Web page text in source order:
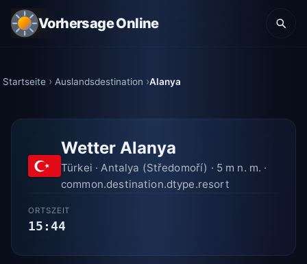
Vorhersage Online
Startseite Auslandsdestination Alanya
Wetter Alanya
Türkei · Antalya (Středomoří) · 5 m n. m. ·
common.destination.dtype.resort
ORTSZEIT
15:44